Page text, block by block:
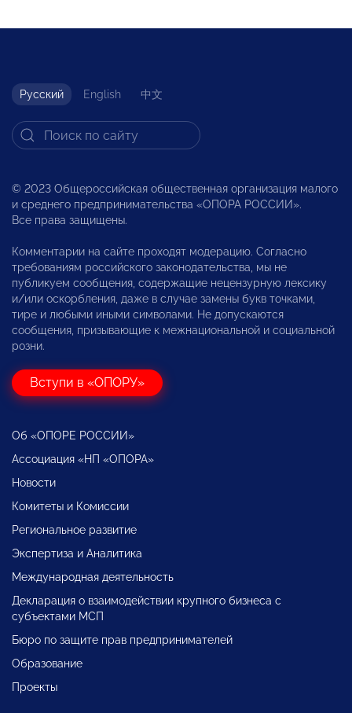
Русский English 中文
© 2023 Общероссийская общественная организация малого
и среднего предпринимательства «ОПОРА РОССИИ».
Все права защищены.
Комментарии на сайте проходят модерацию. Согласно
требованиям российского законодательства, мы не
публикуем сообщения, содержащие нецензурную лексику
и/или оскорбления, даже в случае замены букв точками,
тире и любыми иными символами. Не допускаются
сообщения, призывающие к межнациональной и социальной
розни.
Вступи в «ОПОРУ»
Об «ОПОРЕ РОССИИ»
Ассоциация «НП «ОПОРА»
Новости
Комитеты и Комиссии
Региональное развитие
Экспертиза и Аналитика
Международная деятельность
Декларация о взаимодействии крупного бизнеса с
субъектами МСП
Бюро по защите прав предпринимателей
Образование
Проекты